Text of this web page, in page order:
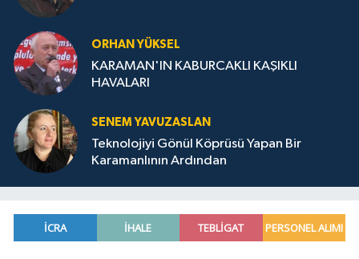
ORHAN YÜKSEL
KARAMAN'IN KABURCAKLI KAŞIKLI
HAVALARI
SENEM YAVUZASLAN
Teknolojiyi Gönül Köprüsü Yapan Bir
Karamanlının Ardından